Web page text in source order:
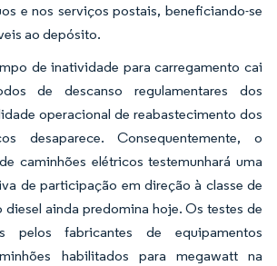
e nos serviços postais, beneficiando-se
ao depósito.
de inatividade para carregamento cai
de descanso regulamentares dos
operacional de reabastecimento dos
desaparece. Consequentemente, o
caminhões elétricos testemunhará uma
de participação em direção à classe de
diesel ainda predomina hoje. Os testes de
pelos fabricantes de equipamentos
habilitados para megawatt na